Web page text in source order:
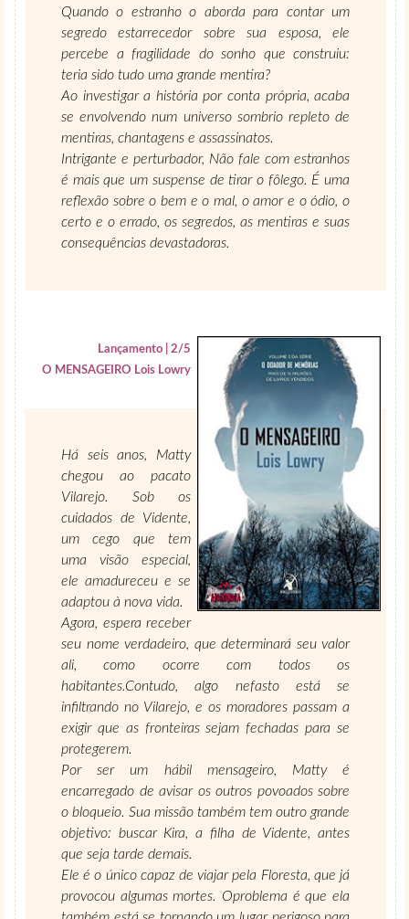
Quando o estranho o aborda para contar um
segredo estarrecedor sobre sua esposa, ele
percebe a fragilidade do sonho que construiu:
teria sido tudo uma grande mentira?
Ao investigar a história por conta própria, acaba
se envolvendo num universo sombrio repleto de
mentiras, chantagens e assassinatos.
Intrigante e perturbador, Não fale com estranhos
é mais que um suspense de tirar o fôlego. É uma
reflexão sobre o bem e o mal, o amor e o ódio, o
certo e o errado, os segredos, as mentiras e suas
consequências devastadoras.
Lançamento | 2/5
O MENSAGEIRO Lois Lowry
Há seis anos, Matty
chegou ao pacato
Vilarejo. Sob os
cuidados de Vidente,
um cego que tem
uma visão especial,
ele amadureceu e se
adaptou à nova vida.
Agora, espera receber
seu nome verdadeiro, que determinará seu valor
ali, como ocorre com todos os
habitantes.Contudo, algo nefasto está se
infiltrando no Vilarejo, e os moradores passam a
exigir que as fronteiras sejam fechadas para se
protegerem.
Por ser um hábil mensageiro, Matty é
encarregado de avisar os outros povoados sobre
o bloqueio. Sua missão também tem outro grande
objetivo: buscar Kira, a filha de Vidente, antes
que seja tarde demais.
Ele é o único capaz de viajar pela Floresta, que já
provocou algumas mortes. Oproblema é que ela